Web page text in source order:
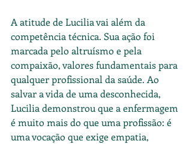
A atitude de Lucilia vai além da
competência técnica. Sua ação foi
marcada pelo altruísmo e pela
compaixão, valores fundamentais para
qualquer profissional da saúde. Ao
salvar a vida de uma desconhecida,
Lucilia demonstrou que a enfermagem
é muito mais do que uma profissão: é
uma vocação que exige empatia,